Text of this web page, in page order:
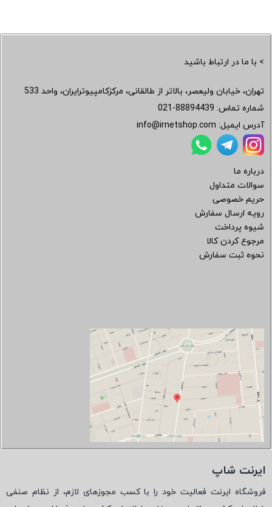
> با ما در ارتباط باشید
تهران، خیابان ولیعصر، بالاتر از طالقانی، مرکزکامپیوترایران، واحد 533
شماره تماس: 021-88894439
آدرس ایمیل: info@irnetshop.com
درباره ما
سوالات متداول
حریم خصوصی
رویه ارسال سفارش
شیوه پرداخت
مرجوع کردن کالا
نحوه ثبت سفارش
ایرنت شاپ
فروشگاه ایرنت فعالیت خود را با کسب مجوزهای لازم، از نظام صنفی